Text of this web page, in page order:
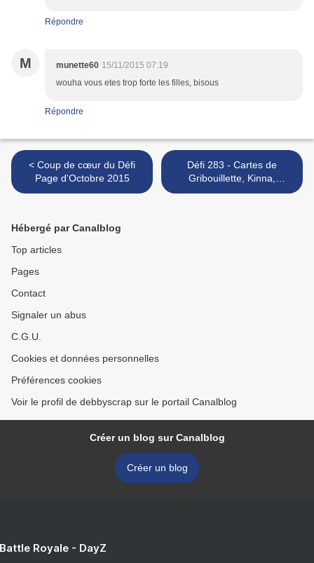
Répondre
M munette60 15/11/2015 07:19
wouha vous etes trop forte les filles, bisous
Répondre
< Coup de cœur du Défi
Page d'Octobre 2015
Défi 283 - Cartes de
Gribouillette, Kinna,
Scrapacrolles, Batchaka,
Hébergé par Canalblog
Top articles
Pages
Contact
Signaler un abus
C.G.U.
Cookies et données personnelles
Préférences cookies
Voir le profil de debbyscrap sur le portail Canalblog
Créer un blog sur Canalblog
Créer un blog
Royale - DayZ